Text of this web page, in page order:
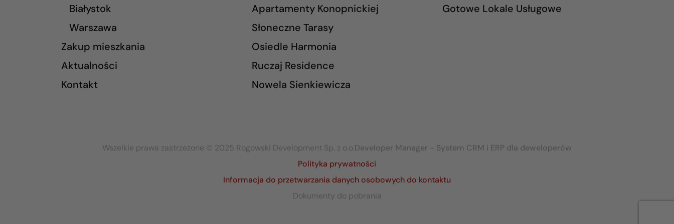
Białystok
Warszawa
Zakup mieszkania
Aktualności
Kontakt
Apartamenty Konopnickiej
Słoneczne Tarasy
Osiedle Harmonia
Ruczaj Residence
Nowela Sienkiewicza
Gotowe Lokale Usługowe
Wszelkie prawa zastrzeżone © 2025 Rogowski Development Sp. z o.o.Developer Manager - System CRM i ERP dla deweloperów
Polityka prywatności
Informacja do przetwarzania danych osobowych do kontaktu
Dokumenty do pobrania